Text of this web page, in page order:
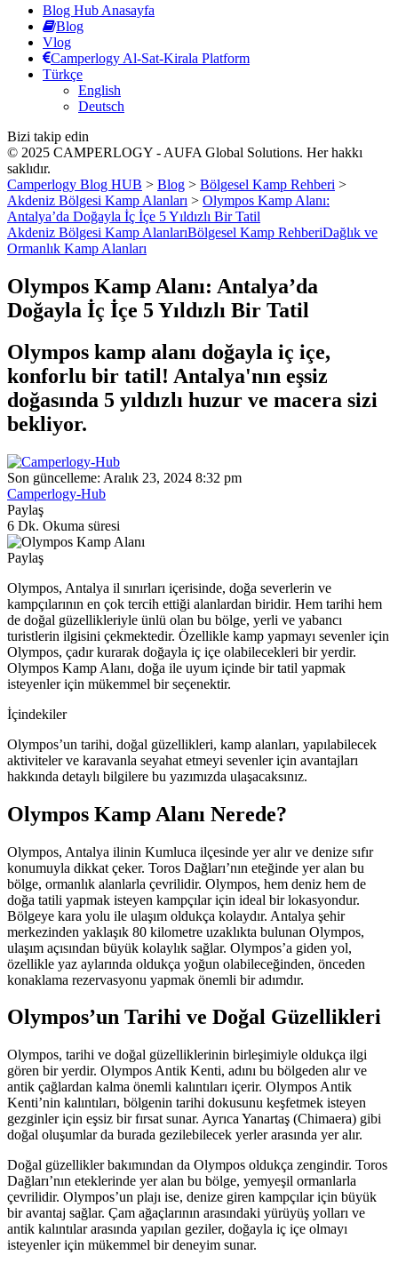
Blog Hub Anasayfa
Blog
Vlog
Camperlogy Al-Sat-Kirala Platform
Türkçe
English
Deutsch
Bizi takip edin
© 2025 CAMPERLOGY - AUFA Global Solutions. Her hakkı
saklıdır.
Camperlogy Blog HUB > Blog > Bölgesel Kamp Rehberi >
Akdeniz Bölgesi Kamp Alanları > Olympos Kamp Alanı:
Antalya’da Doğayla İç İçe 5 Yıldızlı Bir Tatil
Akdeniz Bölgesi Kamp AlanlarıBölgesel Kamp RehberiDağlık ve
Ormanlık Kamp Alanları
Olympos Kamp Alanı: Antalya’da
Doğayla İç İçe 5 Yıldızlı Bir Tatil
Olympos kamp alanı doğayla iç içe,
konforlu bir tatil! Antalya'nın eşsiz
doğasında 5 yıldızlı huzur ve macera sizi
bekliyor.
Son güncelleme: Aralık 23, 2024 8:32 pm
Camperlogy-Hub
Paylaş
6 Dk. Okuma süresi
Paylaş
Olympos, Antalya il sınırları içerisinde, doğa severlerin ve
kampçılarının en çok tercih ettiği alanlardan biridir. Hem tarihi hem
de doğal güzellikleriyle ünlü olan bu bölge, yerli ve yabancı
turistlerin ilgisini çekmektedir. Özellikle kamp yapmayı sevenler için
Olympos, çadır kurarak doğayla iç içe olabilecekleri bir yerdir.
Olympos Kamp Alanı, doğa ile uyum içinde bir tatil yapmak
isteyenler için mükemmel bir seçenektir.
İçindekiler
Olympos’un tarihi, doğal güzellikleri, kamp alanları, yapılabilecek
aktiviteler ve karavanla seyahat etmeyi sevenler için avantajları
hakkında detaylı bilgilere bu yazımızda ulaşacaksınız.
Olympos Kamp Alanı Nerede?
Olympos, Antalya ilinin Kumluca ilçesinde yer alır ve denize sıfır
konumuyla dikkat çeker. Toros Dağları’nın eteğinde yer alan bu
bölge, ormanlık alanlarla çevrilidir. Olympos, hem deniz hem de
doğa tatili yapmak isteyen kampçılar için ideal bir lokasyondur.
Bölgeye kara yolu ile ulaşım oldukça kolaydır. Antalya şehir
merkezinden yaklaşık 80 kilometre uzaklıkta bulunan Olympos,
ulaşım açısından büyük kolaylık sağlar. Olympos’a giden yol,
özellikle yaz aylarında oldukça yoğun olabileceğinden, önceden
konaklama rezervasyonu yapmak önemli bir adımdır.
Olympos’un Tarihi ve Doğal Güzellikleri
Olympos, tarihi ve doğal güzelliklerinin birleşimiyle oldukça ilgi
gören bir yerdir. Olympos Antik Kenti, adını bu bölgeden alır ve
antik çağlardan kalma önemli kalıntıları içerir. Olympos Antik
Kenti’nin kalıntıları, bölgenin tarihi dokusunu keşfetmek isteyen
gezginler için eşsiz bir fırsat sunar. Ayrıca Yanartaş (Chimaera) gibi
doğal oluşumlar da burada gezilebilecek yerler arasında yer alır.
Doğal güzellikler bakımından da Olympos oldukça zengindir. Toros
Dağları’nın eteklerinde yer alan bu bölge, yemyeşil ormanlarla
çevrilidir. Olympos’un plajı ise, denize giren kampçılar için büyük
bir avantaj sağlar. Çam ağaçlarının arasındaki yürüyüş yolları ve
antik kalıntılar arasında yapılan geziler, doğayla iç içe olmayı
isteyenler için mükemmel bir deneyim sunar.